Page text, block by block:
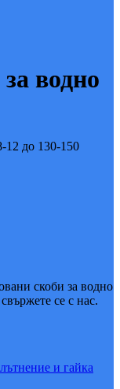
водно
12 до 130-150
скоби за водно
се с нас.